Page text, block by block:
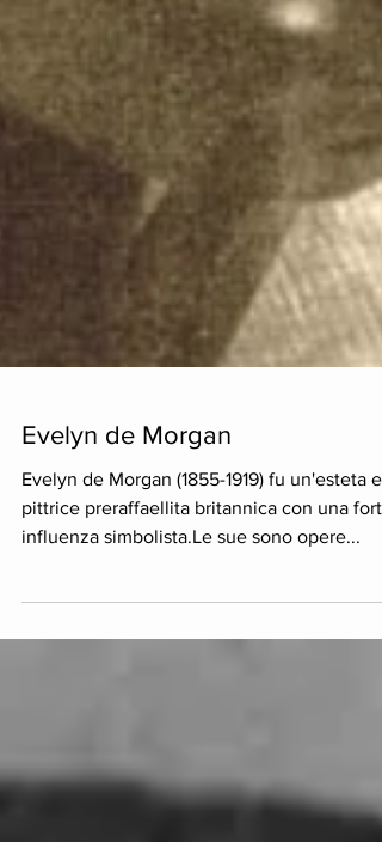
Evelyn de Morgan
Evelyn de Morgan (1855-1919) fu un'esteta e
influenza simbolista.Le sue sono opere...